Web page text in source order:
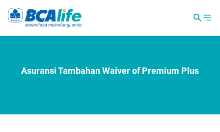
Asuransi Tambahan Waiver of Premium Plus